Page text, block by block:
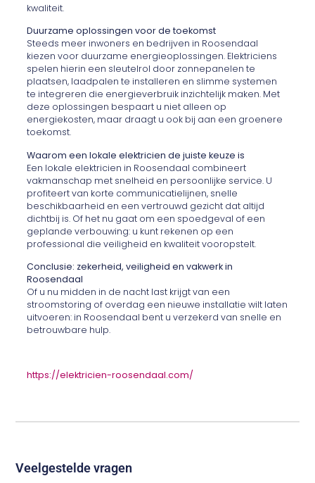
kwaliteit.
Duurzame oplossingen voor de toekomst
Steeds meer inwoners en bedrijven in Roosendaal
kiezen voor duurzame energieoplossingen. Elektriciens
spelen hierin een sleutelrol door zonnepanelen te
plaatsen, laadpalen te installeren en slimme systemen
te integreren die energieverbruik inzichtelijk maken. Met
deze oplossingen bespaart u niet alleen op
energiekosten, maar draagt u ook bij aan een groenere
toekomst.
Waarom een lokale elektricien de juiste keuze is
Een lokale elektricien in Roosendaal combineert
vakmanschap met snelheid en persoonlijke service. U
profiteert van korte communicatielijnen, snelle
beschikbaarheid en een vertrouwd gezicht dat altijd
dichtbij is. Of het nu gaat om een spoedgeval of een
geplande verbouwing: u kunt rekenen op een
professional die veiligheid en kwaliteit vooropstelt.
Conclusie: zekerheid, veiligheid en vakwerk in
Roosendaal
Of u nu midden in de nacht last krijgt van een
stroomstoring of overdag een nieuwe installatie wilt laten
uitvoeren: in Roosendaal bent u verzekerd van snelle en
betrouwbare hulp.
https://elektricien-roosendaal.com/
Veelgestelde vragen